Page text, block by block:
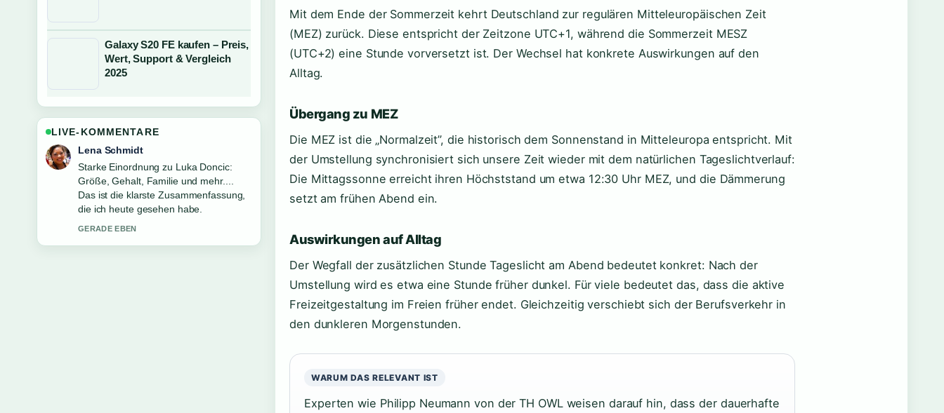
Mit dem Ende der Sommerzeit kehrt Deutschland zur regulären Mitteleuropäischen Zeit
(MEZ) zurück. Diese entspricht der Zeitzone UTC+1, während die Sommerzeit MESZ
(UTC+2) eine Stunde vorversetzt ist. Der Wechsel hat konkrete Auswirkungen auf den
Alltag.
Übergang zu MEZ
Die MEZ ist die „Normalzeit”, die historisch dem Sonnenstand in Mitteleuropa entspricht. Mit
der Umstellung synchronisiert sich unsere Zeit wieder mit dem natürlichen Tageslichtverlauf:
Die Mittagssonne erreicht ihren Höchststand um etwa 12:30 Uhr MEZ, und die Dämmerung
setzt am frühen Abend ein.
Auswirkungen auf Alltag
Der Wegfall der zusätzlichen Stunde Tageslicht am Abend bedeutet konkret: Nach der
Umstellung wird es etwa eine Stunde früher dunkel. Für viele bedeutet das, dass die aktive
Freizeitgestaltung im Freien früher endet. Gleichzeitig verschiebt sich der Berufsverkehr in
den dunkleren Morgenstunden.
WARUM DAS RELEVANT IST
Experten wie Philipp Neumann von der TH OWL weisen darauf hin, dass der dauerhafte
Galaxy S20 FE kaufen – Preis,
Wert, Support & Vergleich
2025
LIVE-KOMMENTARE
Felix Meyer
Verfolge Walter Lehnertz: Tot oder
lebendig? Aktuelles zu... genau –
schaetze den ausgewogenen Ton hier.
3 MIN ZUVOR